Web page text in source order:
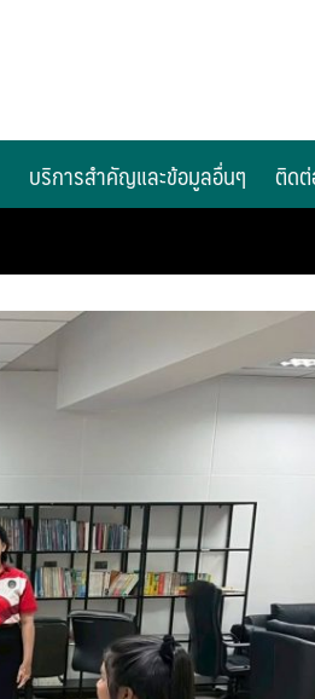
บริการสำคัญและข้อมูลอื่นๆ ติดต่